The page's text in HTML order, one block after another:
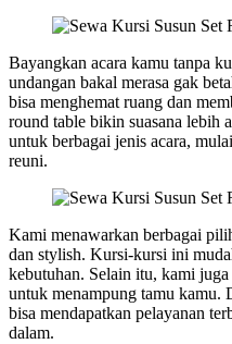
Bayangkan acara kamu tanpa
undangan bakal merasa gak
bisa menghemat ruang dan
round table bikin suasana lebih
untuk berbagai jenis acara,
reuni.
Kami menawarkan berbagai
dan stylish. Kursi-kursi ini
kebutuhan. Selain itu, kami
untuk menampung tamu kamu.
bisa mendapatkan pelayanan
dalam.